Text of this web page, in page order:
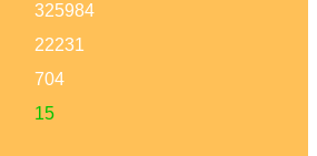
15
325984
22231
704